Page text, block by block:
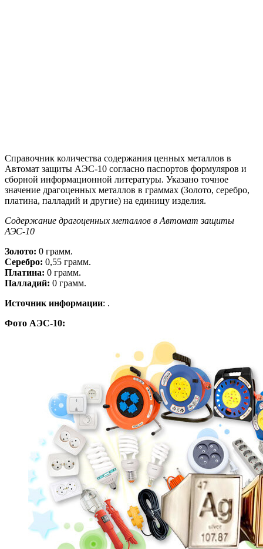
Справочник количества содержания ценных металлов в
Автомат защиты АЭС-10 согласно паспортов формуляров и
сборной информационной литературы. Указано точное
значение драгоценных металлов в граммах (Золото, серебро,
платина, палладий и другие) на единицу изделия.
Содержание драгоценных металлов в Автомат защиты
АЭС-10
Золото: 0 грамм.
Серебро: 0,55 грамм.
Платина: 0 грамм.
Палладий: 0 грамм.
Источник информации: .
Фото АЭС-10: